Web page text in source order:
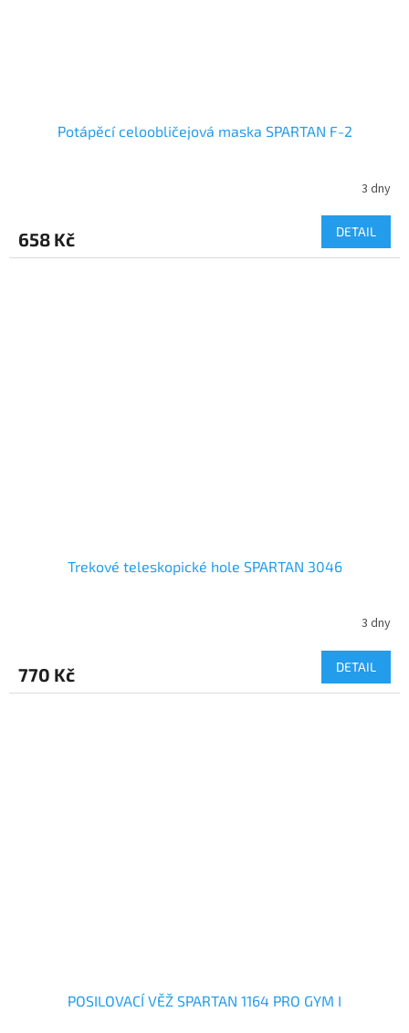
Potápěcí celoobličejová maska SPARTAN F-2
3 dny
658 Kč DETAIL
Trekové teleskopické hole SPARTAN 3046
3 dny
770 Kč DETAIL
POSILOVACÍ VĚŽ SPARTAN 1164 PRO GYM I